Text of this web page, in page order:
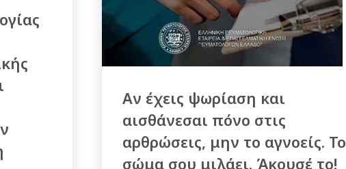
Αν έχεις ψωρίαση και
αισθάνεσαι πόνο στις
αρθρώσεις, μην το αγνοείς. Το
σώμα σου μιλάει. Άκουσέ το!